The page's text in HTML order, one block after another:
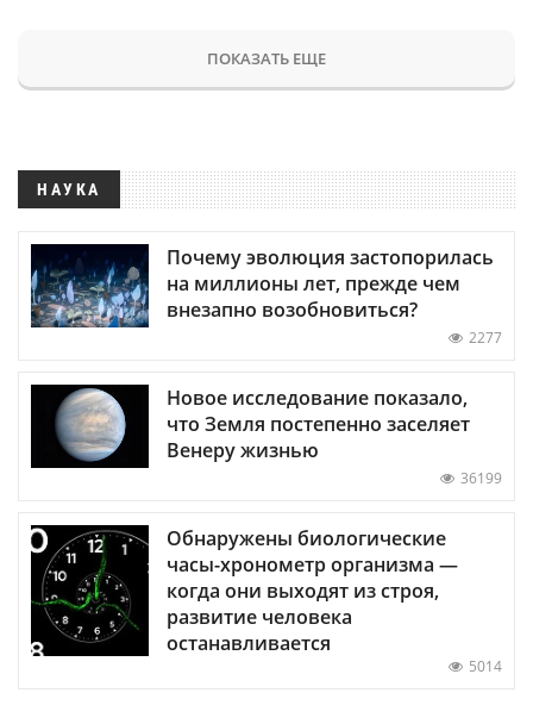
ПОКАЗАТЬ ЕЩЕ
НАУКА
Почему эволюция застопорилась
на миллионы лет, прежде чем
внезапно возобновиться?
2277
Новое исследование показало,
что Земля постепенно заселяет
Венеру жизнью
36199
Обнаружены биологические
часы-хронометр организма —
когда они выходят из строя,
развитие человека
останавливается
5014